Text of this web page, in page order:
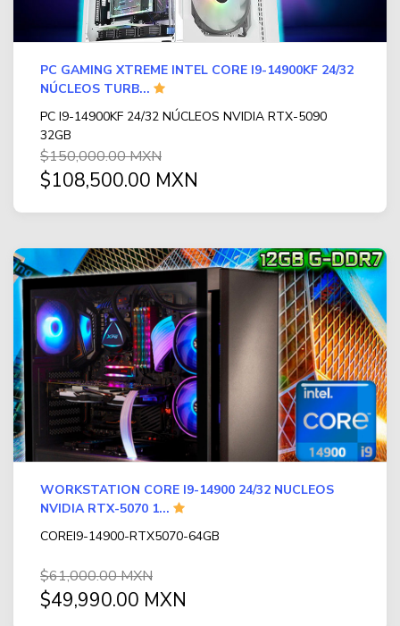
PC GAMING XTREME INTEL CORE I9-14900KF 24/32
NÚCLEOS TURB...
PC I9-14900KF 24/32 NÚCLEOS NVIDIA RTX-5090
32GB
$150,000.00 MXN
$108,500.00 MXN
WORKSTATION CORE I9-14900 24/32 NUCLEOS
NVIDIA RTX-5070 1...
COREI9-14900-RTX5070-64GB
$61,000.00 MXN
$49,990.00 MXN